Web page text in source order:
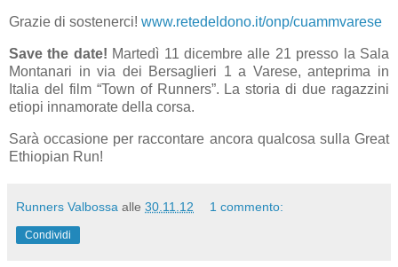
Grazie di sostenerci! www.retedeldono.it/onp/cuammvarese
Save the date! Martedì 11 dicembre alle 21 presso la Sala
Montanari in via dei Bersaglieri 1 a Varese, anteprima in
Italia del film “Town of Runners”. La storia di due ragazzini
etiopi innamorate della corsa.
Sarà occasione per raccontare ancora qualcosa sulla Great
Ethiopian Run!
Runners Valbossa alle 30.11.12 1 commento:
Condividi